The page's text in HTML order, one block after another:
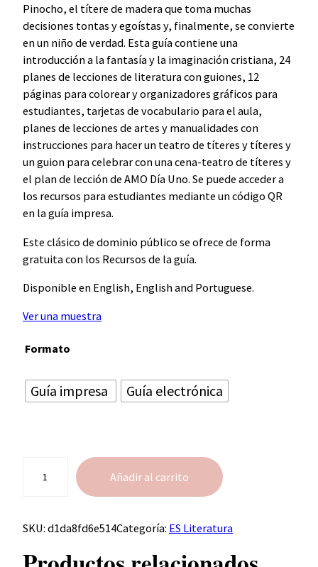
Pinocho, el títere de madera que toma muchas
decisiones tontas y egoístas y, finalmente, se convierte
en un niño de verdad. Esta guía contiene una
introducción a la fantasía y la imaginación cristiana, 24
planes de lecciones de literatura con guiones, 12
páginas para colorear y organizadores gráficos para
estudiantes, tarjetas de vocabulario para el aula,
planes de lecciones de artes y manualidades con
instrucciones para hacer un teatro de títeres y títeres y
un guion para celebrar con una cena-teatro de títeres y
el plan de lección de AMO Día Uno. Se puede acceder a
los recursos para estudiantes mediante un código QR
en la guía impresa.
Este clásico de dominio público se ofrece de forma
gratuita con los Recursos de la guía.
Disponible en English, English and Portuguese.
Ver una muestra
Formato
Guía impresa Guía electrónica
i
Añadir al carrito
SKU: d1da8fd6e514Categoría: ES Literatura